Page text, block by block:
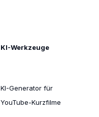
KI-Werkzeuge
KI-Generator für
YouTube-Kurzfilme